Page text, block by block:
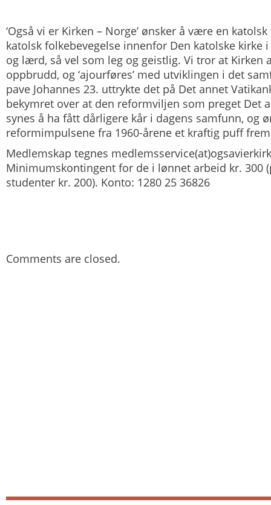
‘Også vi er Kirken – Norge’ ønsker å være en
katolsk folkebevegelse innenfor Den katolske kirke
og lærd, så vel som leg og geistlig. Vi tror at Kirken
oppbrudd, og ‘ajourføres’ med utviklingen i det
pave Johannes 23. uttrykte det på Det annet
bekymret over at den reformviljen som preget Det
synes å ha fått dårligere kår i dagens samfunn, og
reformimpulsene fra 1960-årene et kraftig puff
Medlemskap tegnes
Minimumskontingent for de i lønnet arbeid kr. 300
studenter kr. 200). Konto: 1280 25 36826
Comments are closed.